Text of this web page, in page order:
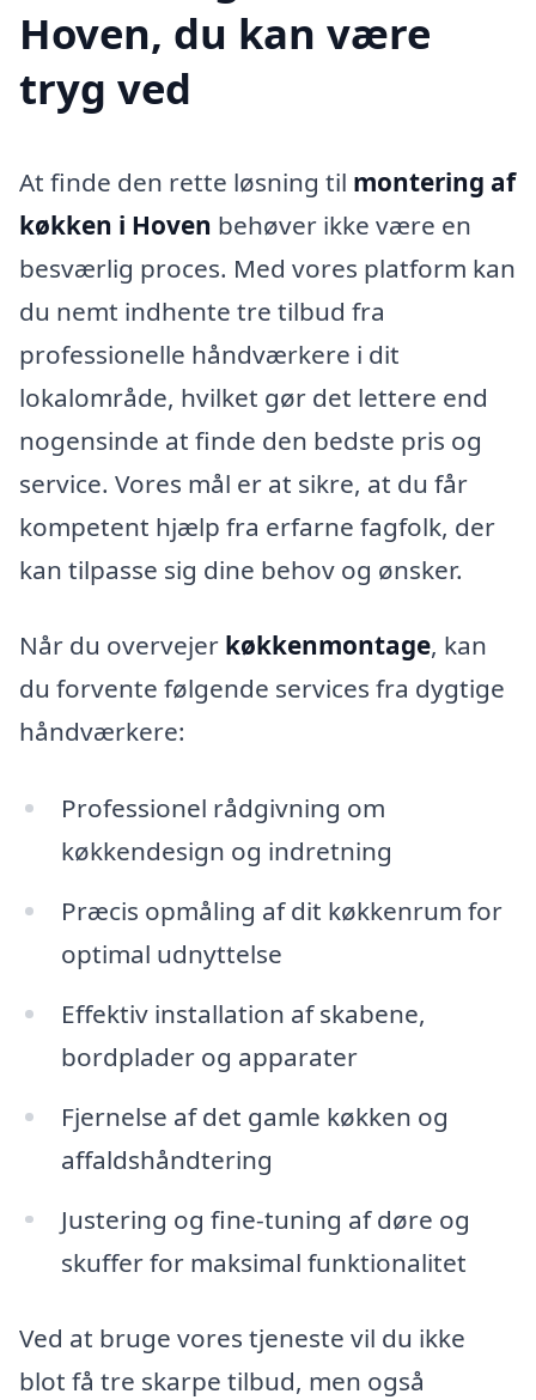
Hoven, du kan være
tryg ved
At finde den rette løsning til montering af
køkken i Hoven behøver ikke være en
besværlig proces. Med vores platform kan
du nemt indhente tre tilbud fra
professionelle håndværkere i dit
lokalområde, hvilket gør det lettere end
nogensinde at finde den bedste pris og
service. Vores mål er at sikre, at du får
kompetent hjælp fra erfarne fagfolk, der
kan tilpasse sig dine behov og ønsker.
Når du overvejer køkkenmontage, kan
du forvente følgende services fra dygtige
håndværkere:
Professionel rådgivning om
køkkendesign og indretning
Præcis opmåling af dit køkkenrum for
optimal udnyttelse
Effektiv installation af skabene,
bordplader og apparater
Fjernelse af det gamle køkken og
affaldshåndtering
Justering og fine-tuning af døre og
skuffer for maksimal funktionalitet
Ved at bruge vores tjeneste vil du ikke
blot få tre skarpe tilbud, men også